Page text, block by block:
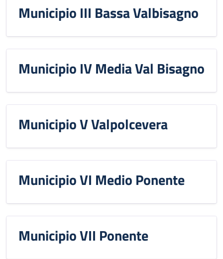
Municipio III Bassa Valbisagno
Municipio IV Media Val Bisagno
Municipio V Valpolcevera
Municipio VI Medio Ponente
Municipio VII Ponente